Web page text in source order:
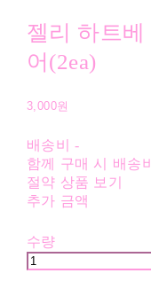
젤리 하트베
어(2ea)
3,000원
배송비-
함께 구매 시 배송비
절약 상품 보기
추가 금액
수량